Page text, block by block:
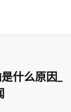
什么原因_